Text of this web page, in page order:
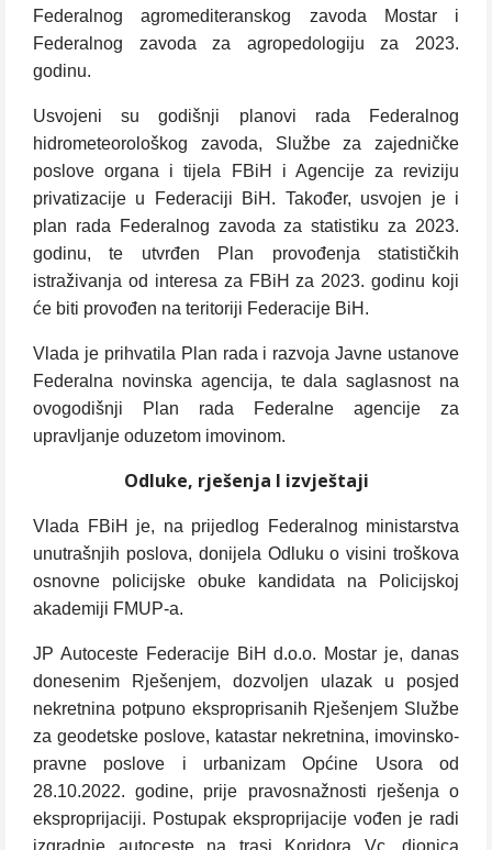
Federalnog agromediteranskog zavoda Mostar i
Federalnog zavoda za agropedologiju za 2023.
godinu.
Usvojeni su godišnji planovi rada Federalnog
hidrometeorološkog zavoda, Službe za zajedničke
poslove organa i tijela FBiH i Agencije za reviziju
privatizacije u Federaciji BiH. Također, usvojen je i
plan rada Federalnog zavoda za statistiku za 2023.
godinu, te utvrđen Plan provođenja statističkih
istraživanja od interesa za FBiH za 2023. godinu koji
će biti provođen na teritoriji Federacije BiH.
Vlada je prihvatila Plan rada i razvoja Javne ustanove
Federalna novinska agencija, te dala saglasnost na
ovogodišnji Plan rada Federalne agencije za
upravljanje oduzetom imovinom.
Odluke, rješenja I izvještaji
Vlada FBiH je, na prijedlog Federalnog ministarstva
unutrašnjih poslova, donijela Odluku o visini troškova
osnovne policijske obuke kandidata na Policijskoj
akademiji FMUP-a.
JP Autoceste Federacije BiH d.o.o. Mostar je, danas
donesenim Rješenjem, dozvoljen ulazak u posjed
nekretnina potpuno eksproprisanih Rješenjem Službe
za geodetske poslove, katastar nekretnina, imovinsko-
pravne poslove i urbanizam Općine Usora od
28.10.2022. godine, prije pravosnažnosti rješenja o
eksproprijaciji. Postupak eksproprijacije vođen je radi
izgradnje autoceste na trasi Koridora Vc, dionica